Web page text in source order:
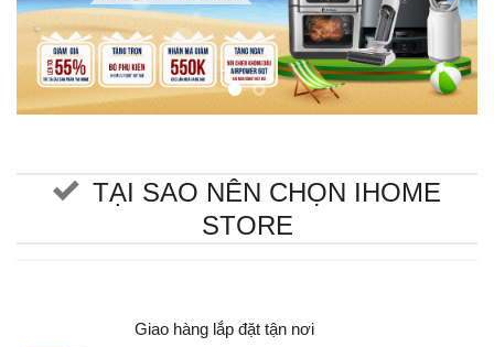
TẠI SAO NÊN CHỌN IHOME
STORE
Giao hàng lắp đặt tận nơi